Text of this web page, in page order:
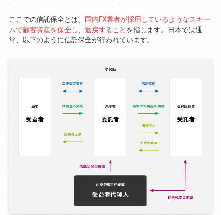
ここでの信託保全とは、
国内FX業者が採用しているようなスキー
ムで顧客資産を保全し、返戻すること を指します。日本では通
常、以下のように信託保全が行われています。